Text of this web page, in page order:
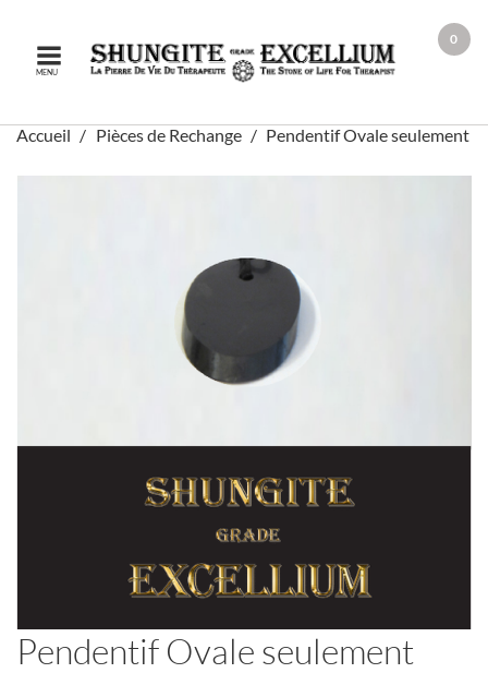
MENU
0
Accueil Pièces de Rechange Pendentif Ovale seulement
Pendentif Ovale seulement